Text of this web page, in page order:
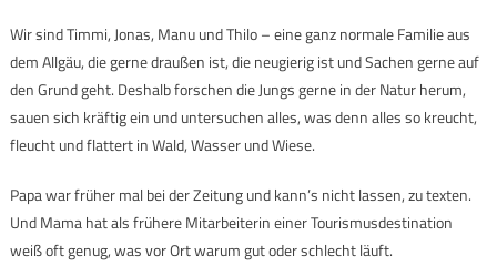
Wir sind Timmi, Jonas, Manu und Thilo – eine ganz normale Familie aus
dem Allgäu, die gerne draußen ist, die neugierig ist und Sachen gerne auf
den Grund geht. Deshalb forschen die Jungs gerne in der Natur herum,
sauen sich kräftig ein und untersuchen alles, was denn alles so kreucht,
fleucht und flattert in Wald, Wasser und Wiese.
Papa war früher mal bei der Zeitung und kann’s nicht lassen, zu texten.
Und Mama hat als frühere Mitarbeiterin einer Tourismusdestination
weiß oft genug, was vor Ort warum gut oder schlecht läuft.